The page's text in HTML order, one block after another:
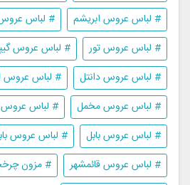
# لباس عروس ابریشم
# لباس
# لباس عروس تور
# لباس عروس
# لباس عروس دانتل
# لباس عروس
# لباس عروس مخمل
# لباس عروس
# لباس عروس بابل
# لباس عروس
# لباس عروس قائمشهر
# مزون